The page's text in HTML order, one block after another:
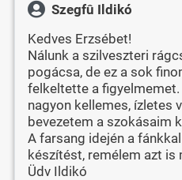
Szegfû Ildikó
Kedves Erzsébet!
Nálunk a szilveszteri
pogácsa, de ez a sok
felkeltette a
nagyon kellemes, ízletes
bevezetem a szokásaim
A farsang idején a
készítést, remélem azt is
Üdv Ildikó